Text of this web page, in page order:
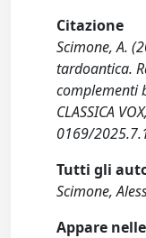
Citazione
Scimone, A.
tardoantica.
complementi
CLASSICA
0169/
Tutti gli
Scimone,
Appare